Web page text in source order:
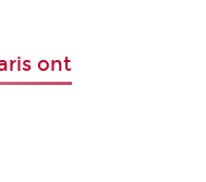
ont